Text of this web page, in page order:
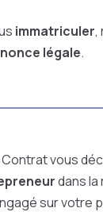
immatriculer,
légale.
vous
dans
sur votre